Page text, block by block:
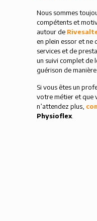
Nous sommes
compétents et
autour de
en plein essor et ne
services et de
un suivi complet de
guérison de
Si vous êtes un
votre métier et que
n’attendez plus,
Physioflex